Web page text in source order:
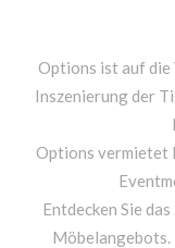
Options ist auf die
Inszenierung der
Options vermietet
Entdecken Sie